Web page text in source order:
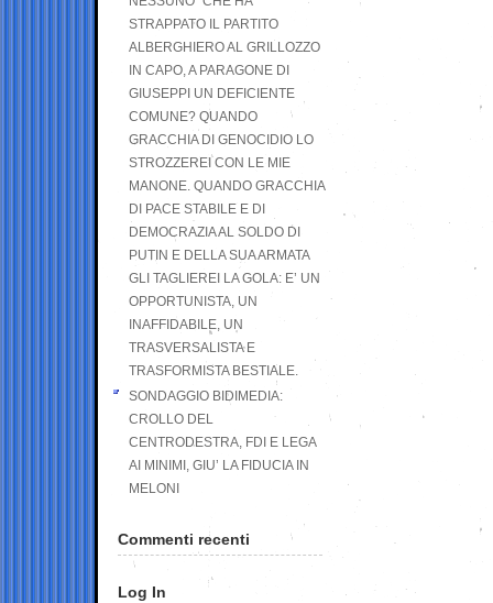
STRAPPATO IL PARTITO
ALBERGHIERO AL GRILLOZZO
IN CAPO, A PARAGONE DI
GIUSEPPI UN DEFICIENTE
COMUNE? QUANDO
GRACCHIA DI GENOCIDIO LO
STROZZEREI CON LE MIE
MANONE. QUANDO GRACCHIA
DI PACE STABILE E DI
DEMOCRAZIA AL SOLDO DI
PUTIN E DELLA SUA ARMATA
GLI TAGLIEREI LA GOLA: E’ UN
OPPORTUNISTA, UN
INAFFIDABILE, UN
TRASVERSALISTA E
TRASFORMISTA BESTIALE.
SONDAGGIO BIDIMEDIA:
CROLLO DEL
CENTRODESTRA, FDI E LEGA
AI MINIMI, GIU’ LA FIDUCIA IN
MELONI
Commenti recenti
Log In